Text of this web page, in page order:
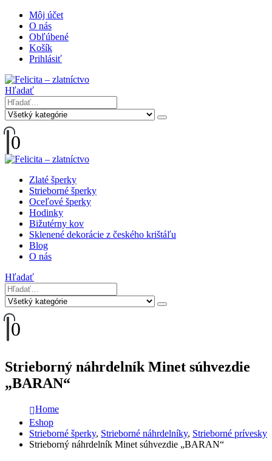
Môj účet
O nás
Obľúbené
Košík
Prihlásiť
Hľadať
0
Zlaté šperky
Strieborné šperky
Oceľové šperky
Hodinky
Bižutérny kov
Sklenené dekorácie z českého krištáľu
Blog
O nás
Hľadať
0
Strieborný náhrdelník Minet súhvezdie
„BARAN“
Home
Eshop
Strieborné šperky, Strieborné náhrdelníky, Strieborné prívesky
Strieborný náhrdelník Minet súhvezdie „BARAN“